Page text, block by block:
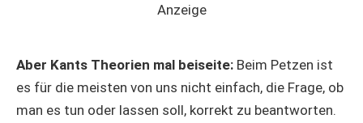
Anzeige
Aber Kants Theorien mal beiseite: Beim Petzen ist
es für die meisten von uns nicht einfach, die Frage, ob
man es tun oder lassen soll, korrekt zu beantworten.